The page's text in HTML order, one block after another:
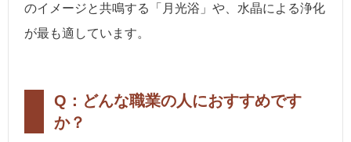
のイメージと共鳴する「月光浴」や、水晶による浄化
が最も適しています。
Q：どんな職業の人におすすめです
か？